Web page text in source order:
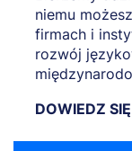
niemu
firmach i
rozwój
DOWIEDZ